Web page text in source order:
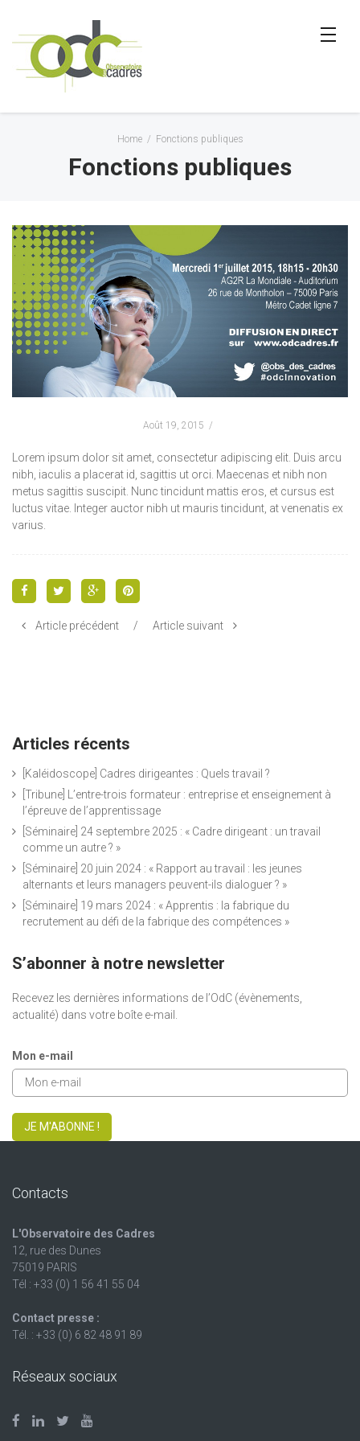
Home / Fonctions publiques
Fonctions publiques
Août 19, 2015
Lorem ipsum dolor sit amet, consectetur adipiscing elit. Duis arcu
nibh, iaculis a placerat id, sagittis ut orci. Maecenas et nibh non
metus sagittis suscipit. Nunc tincidunt mattis eros, et cursus est
luctus vitae. Integer auctor nibh ut mauris tincidunt, at venenatis ex
varius.
Article précédent / Article suivant
Articles récents
[Kaléidoscope] Cadres dirigeantes : Quels travail ?
[Tribune] L’entre-trois formateur : entreprise et enseignement à
l’épreuve de l’apprentissage
[Séminaire] 24 septembre 2025 : « Cadre dirigeant : un travail
comme un autre ? »
[Séminaire] 20 juin 2024 : « Rapport au travail : les jeunes
alternants et leurs managers peuvent-ils dialoguer ? »
[Séminaire] 19 mars 2024 : « Apprentis : la fabrique du
recrutement au défi de la fabrique des compétences »
S’abonner à notre newsletter
Recevez les dernières informations de l’OdC (évènements,
actualité) dans votre boîte e-mail.
Mon e-mail
JE M'ABONNE !
Contacts
L'Observatoire des Cadres
12, rue des Dunes
75019 PARIS
Tél : +33 (0) 1 56 41 55 04
Contact presse :
Tél. : +33 (0) 6 82 48 91 89
Réseaux sociaux